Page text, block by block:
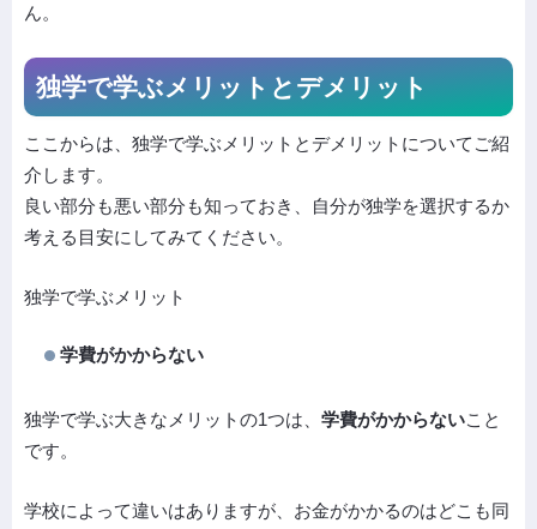
ん。
独学で学ぶメリットとデメリット
ここからは、独学で学ぶメリットとデメリットについてご紹
介します。
良い部分も悪い部分も知っておき、自分が独学を選択するか
考える目安にしてみてください。
独学で学ぶメリット
学費がかからない
独学で学ぶ大きなメリットの1つは、 学費がかからないこと
です。
学校によって違いはありますが、お金がかかるのはどこも同